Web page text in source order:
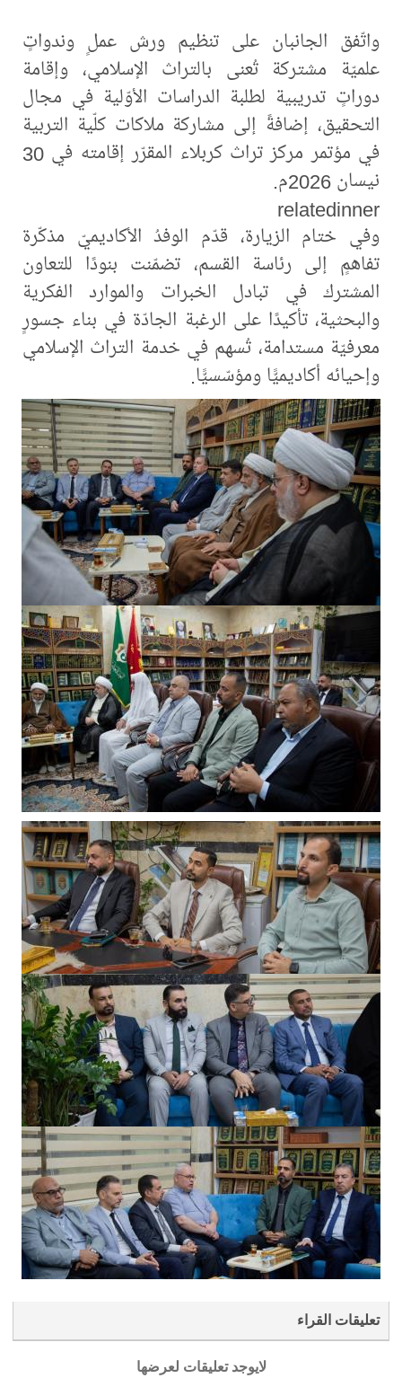
واتّفق الجانبان على تنظيم ورش عملٍ وندواتٍ
علميّة مشتركة تُعنى بالتراث الإسلامي، وإقامة
دوراتٍ تدريبية لطلبة الدراسات الأوّلية في مجال
التحقيق، إضافةً إلى مشاركة ملاكات كلّية التربية
في مؤتمر مركز تراث كربلاء المقرّر إقامته في 30
نيسان 2026م.
relatedinner
وفي ختام الزيارة، قدّم الوفدُ الأكاديميّ مذكّرة
تفاهمٍ إلى رئاسة القسم، تضمّنت بنودًا للتعاون
المشترك في تبادل الخبرات والموارد الفكرية
والبحثية، تأكيدًا على الرغبة الجادّة في بناء جسورٍ
معرفيّة مستدامة، تُسهم في خدمة التراث الإسلامي
وإحيائه أكاديميًّا ومؤسّسيًّا.
تعليقات القراء
لايوجد تعليقات لعرضها